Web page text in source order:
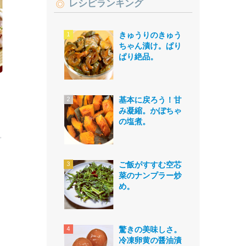
レシピランキング
きゅうりのきゅう
ちゃん漬け。ぱり
ぱり絶品。
基本に戻ろう！甘
み凝縮。かぼちゃ
の塩煮。
ご飯がすすむ空芯
菜のナンプラー炒
め。
驚きの美味しさ。
冷凍卵黄の醤油漬